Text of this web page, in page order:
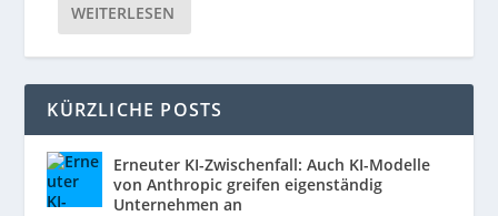
WEITERLESEN
KÜRZLICHE POSTS
Erneuter KI-Zwischenfall: Auch KI-Modelle
von Anthropic greifen eigenständig
Unternehmen an